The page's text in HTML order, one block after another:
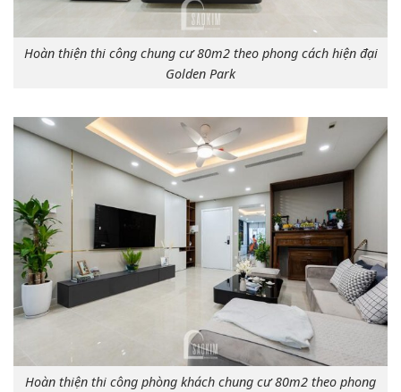
Hoàn thiện thi công chung cư 80m2 theo phong cách hiện đại
Golden Park
Hoàn thiện thi công phòng khách chung cư 80m2 theo phong